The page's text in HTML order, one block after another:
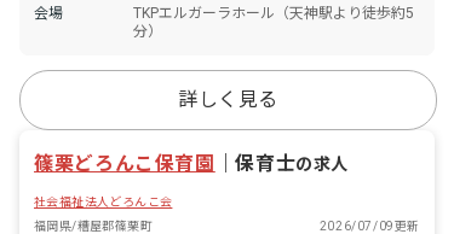
会場
TKPエルガーラホール（天神駅より徒歩約5
分）
詳しく見る
篠栗どろんこ保育園 ｜保育士の求人
社会福祉法人どろんこ会
福岡県/糟屋郡篠栗町
2026/07/09更新